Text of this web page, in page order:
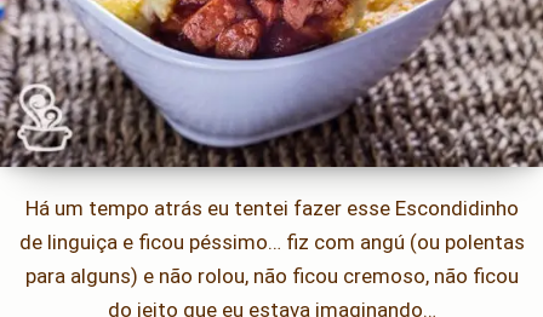
Há um tempo atrás eu tentei fazer esse Escondidinho
de linguiça e ficou péssimo… fiz com angú (ou polentas
para alguns) e não rolou, não ficou cremoso, não ficou
do jeito que eu estava imaginando…